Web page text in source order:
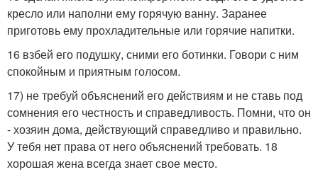
кресло или наполни ему горячую ванну. Заранее
приготовь ему прохладительные или горячие напитки.
16 взбей его подушку, сними его ботинки. Говори с ним
спокойным и приятным голосом.
17) не требуй объяснений его действиям и не ставь под
сомнения его честность и справедливость. Помни, что он
- хозяин дома, действующий справедливо и правильно.
У тебя нет права от него объяснений требовать. 18
хорошая жена всегда знает свое место.